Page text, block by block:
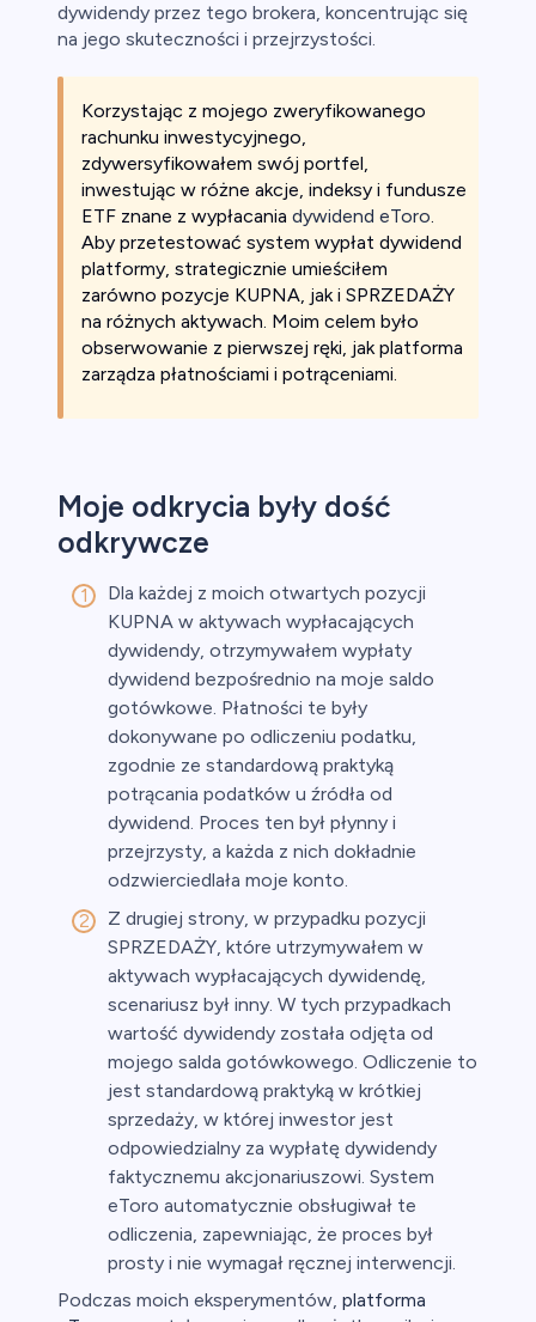
dywidendy przez tego brokera, koncentrując się
na jego skuteczności i przejrzystości.
Korzystając z mojego zweryfikowanego
rachunku inwestycyjnego,
zdywersyfikowałem swój portfel,
inwestując w różne akcje, indeksy i fundusze
ETF znane z wypłacania dywidend eToro.
Aby przetestować system wypłat dywidend
platformy, strategicznie umieściłem
zarówno pozycje KUPNA, jak i SPRZEDAŻY
na różnych aktywach. Moim celem było
obserwowanie z pierwszej ręki, jak platforma
zarządza płatnościami i potrąceniami.
Moje odkrycia były dość
odkrywcze
Dla każdej z moich otwartych pozycji
KUPNA w aktywach wypłacających
dywidendy, otrzymywałem wypłaty
dywidend bezpośrednio na moje saldo
gotówkowe. Płatności te były
dokonywane po odliczeniu podatku,
zgodnie ze standardową praktyką
potrącania podatków u źródła od
dywidend. Proces ten był płynny i
przejrzysty, a każda z nich dokładnie
odzwierciedlała moje konto.
Z drugiej strony, w przypadku pozycji
SPRZEDAŻY, które utrzymywałem w
aktywach wypłacających dywidendę,
scenariusz był inny. W tych przypadkach
wartość dywidendy została odjęta od
mojego salda gotówkowego. Odliczenie to
jest standardową praktyką w krótkiej
sprzedaży, w której inwestor jest
odpowiedzialny za wypłatę dywidendy
faktycznemu akcjonariuszowi. System
eToro automatycznie obsługiwał te
odliczenia, zapewniając, że proces był
prosty i nie wymagał ręcznej interwencji.
Podczas moich eksperymentów, platforma